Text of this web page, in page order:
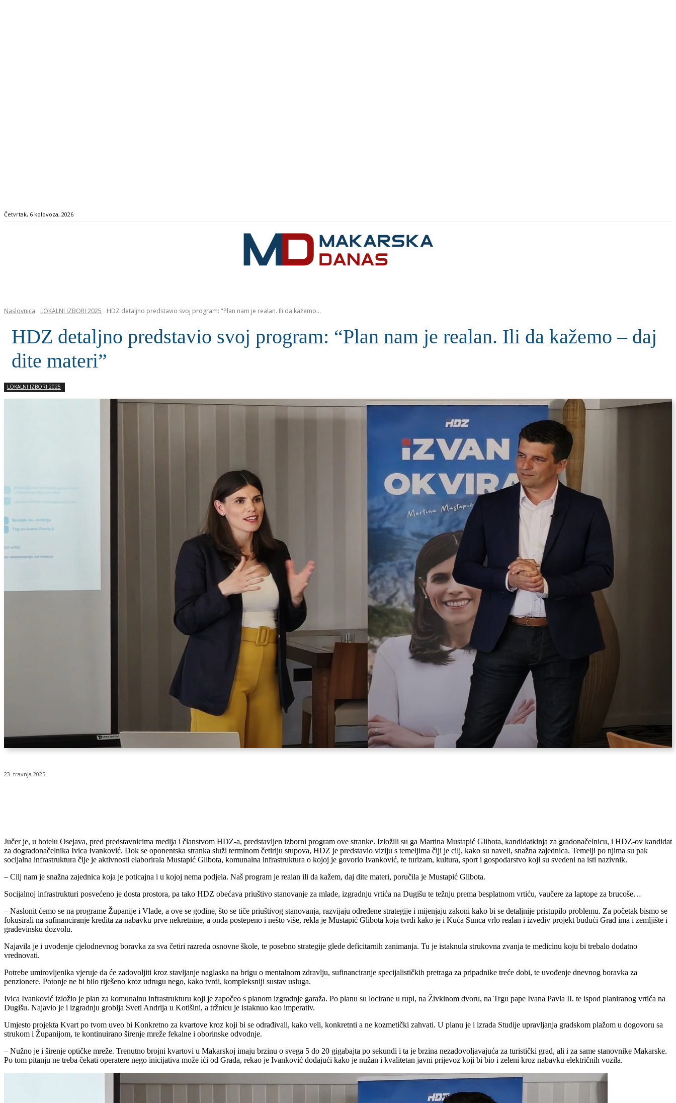
Četvrtak, 6 kolovoza, 2026
Naslovnica LOKALNI IZBORI 2025 HDZ detaljno predstavio svoj program: "Plan nam je realan. Ili da kažemo...
HDZ detaljno predstavio svoj program: “Plan nam je realan. Ili da kažemo – daj
dite materi”
LOKALNI IZBORI 2025
23. travnja 2025.
Jučer je, u hotelu Osejava, pred predstavnicima medija i članstvom HDZ-a, predstavljen izborni program ove stranke. Izložili su ga Martina Mustapić Glibota, kandidatkinja za gradonačelnicu, i HDZ-ov kandidat
za dogradonačelnika Ivica Ivanković. Dok se oponentska stranka služi terminom četiriju stupova, HDZ je predstavio viziju s temeljima čiji je cilj, kako su naveli, snažna zajednica. Temelji po njima su pak
socijalna infrastruktura čije je aktivnosti elaborirala Mustapić Glibota, komunalna infrastruktura o kojoj je govorio Ivanković, te turizam, kultura, sport i gospodarstvo koji su svedeni na isti nazivnik.
– Cilj nam je snažna zajednica koja je poticajna i u kojoj nema podjela. Naš program je realan ili da kažem, daj dite materi, poručila je Mustapić Glibota.
Socijalnoj infrastrukturi posvećeno je dosta prostora, pa tako HDZ obećava priuštivo stanovanje za mlade, izgradnju vrtića na Dugišu te težnju prema besplatnom vrtiću, vaučere za laptope za brucoše…
– Naslonit ćemo se na programe Županije i Vlade, a ove se godine, što se tiče priuštivog stanovanja, razvijaju određene strategije i mijenjaju zakoni kako bi se detaljnije pristupilo problemu. Za početak bismo se
fokusirali na sufinanciranje kredita za nabavku prve nekretnine, a onda postepeno i nešto više, rekla je Mustapić Glibota koja tvrdi kako je i Kuća Sunca vrlo realan i izvediv projekt budući Grad ima i zemljište i
građevinsku dozvolu.
Najavila je i uvođenje cjelodnevnog boravka za sva četiri razreda osnovne škole, te posebno strategije glede deficitarnih zanimanja. Tu je istaknula strukovna zvanja te medicinu koju bi trebalo dodatno
vrednovati.
Potrebe umirovljenika vjeruje da će zadovoljiti kroz stavljanje naglaska na brigu o mentalnom zdravlju, sufinanciranje specijalističkih pretraga za pripadnike treće dobi, te uvođenje dnevnog boravka za
penzionere. Potonje ne bi bilo riješeno kroz udrugu nego, kako tvrdi, kompleksniji sustav usluga.
Ivica Ivanković izložio je plan za komunalnu infrastrukturu koji je započeo s planom izgradnje garaža. Po planu su locirane u rupi, na Živkinom dvoru, na Trgu pape Ivana Pavla II. te ispod planiranog vrtića na
Dugišu. Najavio je i izgradnju groblja Sveti Andrija u Kotišini, a tržnicu je istaknuo kao imperativ.
Umjesto projekta Kvart po tvom uveo bi Konkretno za kvartove kroz koji bi se odrađivali, kako veli, konkretnti a ne kozmetički zahvati. U planu je i izrada Studije upravljanja gradskom plažom u dogovoru sa
strukom i Županijom, te kontinuirano širenje mreže fekalne i oborinske odvodnje.
– Nužno je i širenje optičke mreže. Trenutno brojni kvartovi u Makarskoj imaju brzinu o svega 5 do 20 gigabajta po sekundi i ta je brzina nezadovoljavajuća za turistički grad, ali i za same stanovnike Makarske.
Po tom pitanju ne treba čekati operatere nego inicijativa može ići od Grada, rekao je Ivanković dodajući kako je nužan i kvalitetan javni prijevoz koji bi bio i zeleni kroz nabavku električnih vozila.